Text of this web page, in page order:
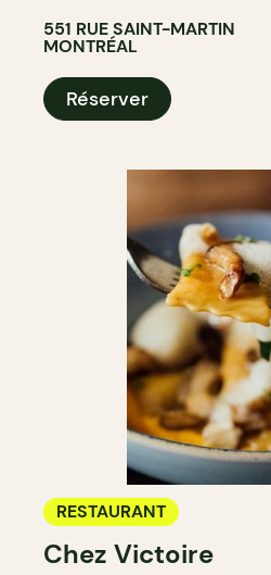
551 RUE SAINT-MARTIN
MONTRÉAL
Réserver
RESTAURANT
Chez Victoire